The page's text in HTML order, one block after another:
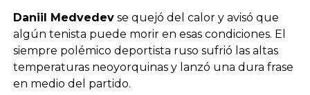
Daniil Medvedevse quejó del calor y avisó que
algún tenista puede morir en esas condiciones. El
siempre polémico deportista ruso sufrió las altas
temperaturas neoyorquinas y lanzó una dura frase
en medio del partido.